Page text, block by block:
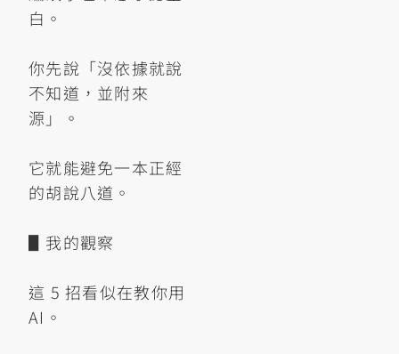
白。
你先說「沒依據就說
不知道，並附來
源」。
它就能避免一本正經
的胡說八道。
▋我的觀察
這 5 招看似在教你用
AI。